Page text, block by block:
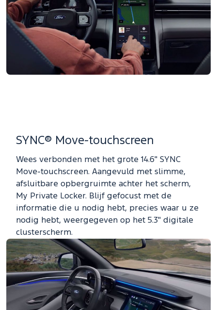
SYNC® Move-touchscreen
Wees verbonden met het grote 14.6" SYNC
Move-touchscreen. Aangevuld met slimme,
afsluitbare opbergruimte achter het scherm,
My Private Locker. Blijf gefocust met de
informatie die u nodig hebt, precies waar u ze
nodig hebt, weergegeven op het 5.3" digitale
clusterscherm.